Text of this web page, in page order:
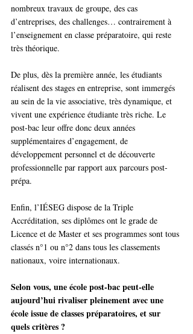
nombreux travaux de groupe, des cas
d’entreprises, des challenges… contrairement à
l’enseignement en classe préparatoire, qui reste
très théorique.
De plus, dès la première année, les étudiants
réalisent des stages en entreprise, sont immergés
au sein de la vie associative, très dynamique, et
vivent une expérience étudiante très riche. Le
post-bac leur offre donc deux années
supplémentaires d’engagement, de
développement personnel et de découverte
professionnelle par rapport aux parcours post-
prépa.
Enfin, l’IÉSEG dispose de la Triple
Accréditation, ses diplômes ont le grade de
Licence et de Master et ses programmes sont tous
classés n°1 ou n°2 dans tous les classements
nationaux, voire internationaux.
Selon vous, une école post-bac peut-elle
aujourd’hui rivaliser pleinement avec une
école issue de classes préparatoires, et sur
quels critères ?